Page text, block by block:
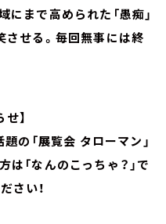
にまで高められた「愚痴」
させる。毎回無事には終
】
題の「展覧会 タローマン」
「なんのこっちゃ？」で
さい！